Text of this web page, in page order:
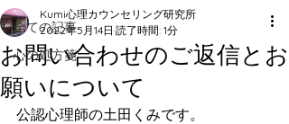
全ての記事
心の処方箋
お問い合わせのご返信とお
願いについて
Kumi心理カウンセリング研究所
2022年5月14日 読了時間: 1分
公認心理師の土田くみです。